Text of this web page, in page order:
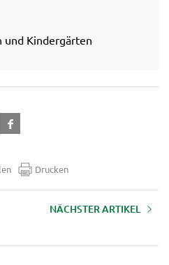
und Kindergärten
Drucken
NÄCHSTER ARTIKEL